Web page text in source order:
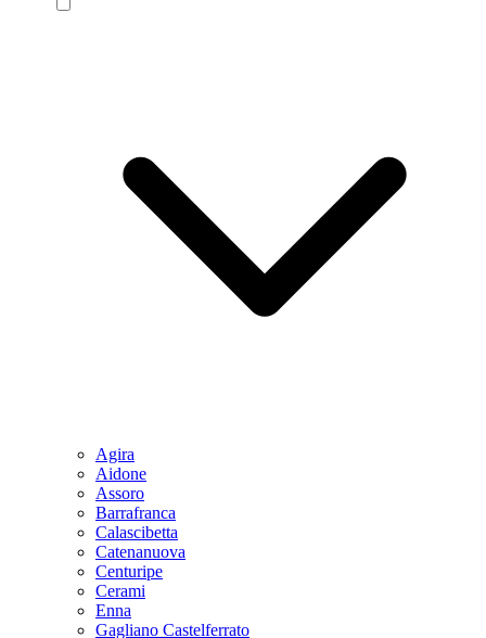
Agira
Aidone
Assoro
Barrafranca
Calascibetta
Catenanuova
Centuripe
Cerami
Enna
Gagliano Castelferrato